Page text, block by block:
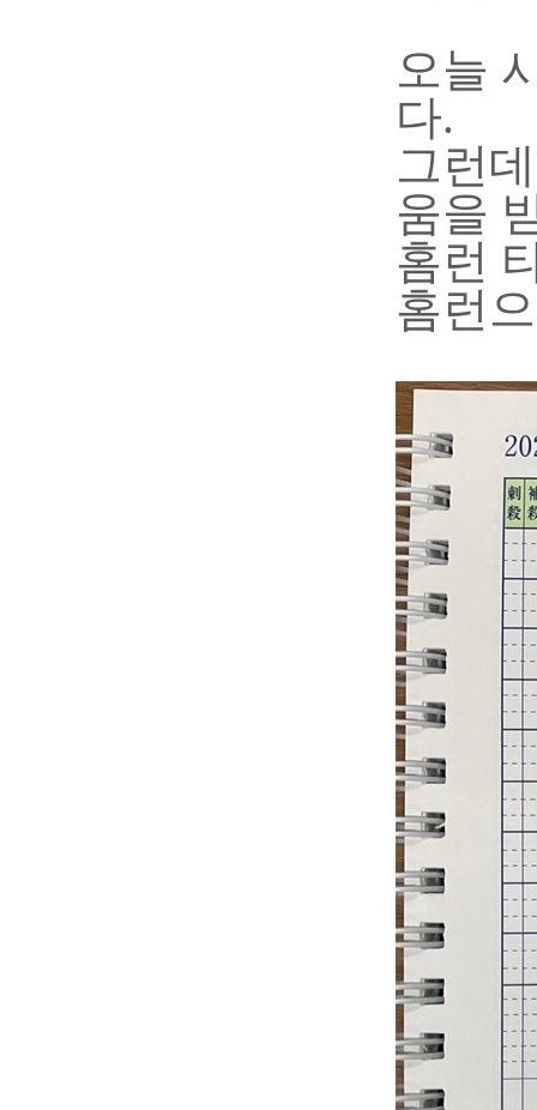
오늘
다.
그런
움을
홈런
홈런